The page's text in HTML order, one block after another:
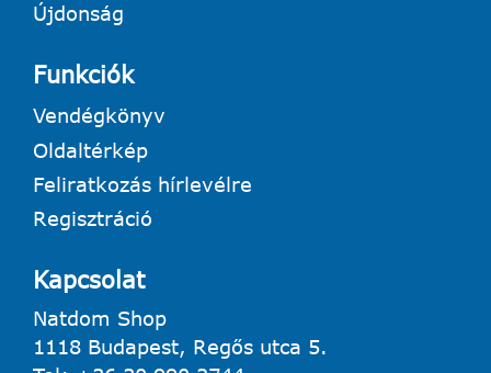
Újdonság
Funkciók
Vendégkönyv
Oldaltérkép
Feliratkozás hírlevélre
Regisztráció
Kapcsolat
Natdom Shop
1118 Budapest, Regős utca 5.